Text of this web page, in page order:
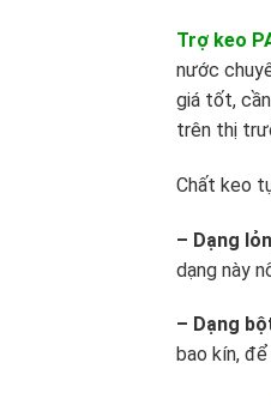
Trợ keo
nước
giá tốt,
trên thị
Chất keo
– Dạng
dạng này
– Dạng
bao kín,